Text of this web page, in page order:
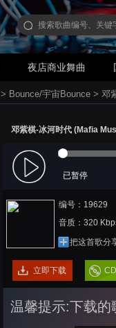
夜店商业舞曲
> Bounce/宇宙Bounce > 邓
邓紫棋-冰河时代 (Mafia
已暂停
编号：19629
音质：320
把这首歌分
立即下载
温馨提示:下载的